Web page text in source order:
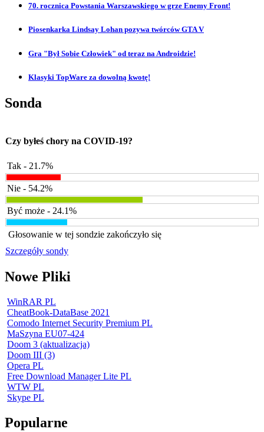
70. rocznica Powstania Warszawskiego w grze Enemy Front!
Piosenkarka Lindsay Lohan pozywa twórców GTA V
Gra "Był Sobie Człowiek" od teraz na Androidzie!
Klasyki TopWare za dowolną kwotę!
Sonda
Czy byłeś chory na COVID-19?
Tak - 21.7%
Nie - 54.2%
Być może - 24.1%
Głosowanie w tej sondzie zakończyło się
Szczegóły sondy
Nowe Pliki
WinRAR PL
CheatBook-DataBase 2021
Comodo Internet Security Premium PL
MaSzyna EU07-424
Doom 3 (aktualizacja)
Doom III (3)
Opera PL
Free Download Manager Lite PL
WTW PL
Skype PL
Popularne